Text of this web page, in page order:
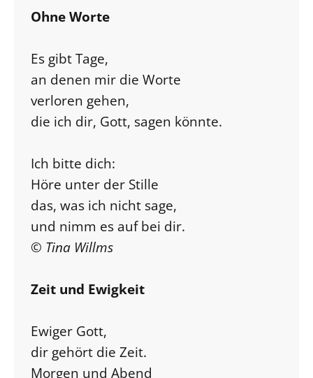
Ohne Worte
Es gibt Tage,
an denen mir die Worte
verloren gehen,
die ich dir, Gott, sagen könnte.
Ich bitte dich:
Höre unter der Stille
das, was ich nicht sage,
und nimm es auf bei dir.
© Tina Willms
Zeit und Ewigkeit
Ewiger Gott,
dir gehört die Zeit.
Morgen und Abend